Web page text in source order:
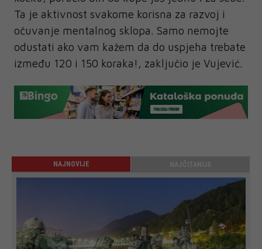
Ta je aktivnost svakome korisna za razvoj i
očuvanje mentalnog sklopa. Samo nemojte
odustati ako vam kažem da do uspjeha trebate
između 120 i 150 koraka!, zaključio je Vujević.
NAJNOVIJE